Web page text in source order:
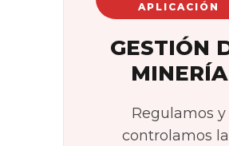
APLICACIÓN
GESTIÓN
MINERÍA
Regulamos y
controlamos